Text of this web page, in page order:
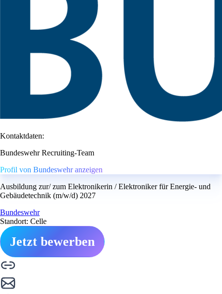
Kontaktdaten:
Bundeswehr Recruiting-Team
Profil von Bundeswehr anzeigen
Ausbildung zur/ zum Elektronikerin / Elektroniker für Energie- und
Gebäudetechnik (m/w/d) 2027
Bundeswehr
Standort: Celle
Jetzt bewerben